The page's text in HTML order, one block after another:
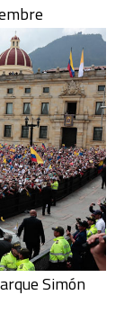
Simón